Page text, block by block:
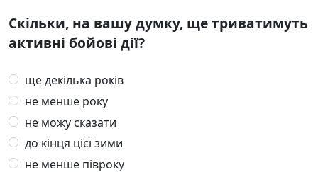
Скільки, на вашу думку, ще триватимуть
активні бойові дії?
ще декілька років
не менше року
не можу сказати
до кінця цієї зими
не менше півроку